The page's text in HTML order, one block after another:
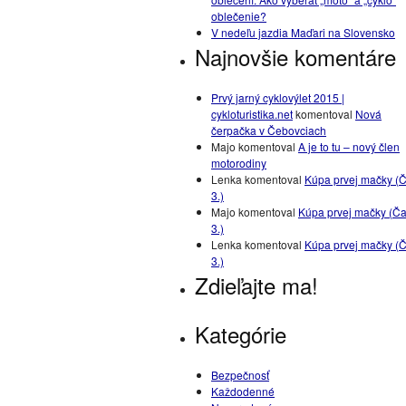
oblečenie?
V nedeľu jazdia Maďari na Slovensko
Najnovšie komentáre
Prvý jarný cyklovýlet 2015 |
cykloturistika.netkomentoval Nová
čerpačka v Čebovciach
Majo komentoval A je to tu – nový člen
motorodiny
Lenka komentoval Kúpa prvej mačky
3.)
Majo komentoval Kúpa prvej mačky
3.)
Lenka komentoval Kúpa prvej mačky
3.)
Zdieľajte ma!
Kategórie
Bezpečnosť
Každodenné